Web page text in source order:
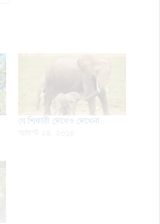
যে শিকারী দেখেও দেখেনা…